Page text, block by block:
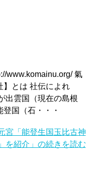
www.komainu.org/ 氣
】とは 社伝によれ
出雲国（現在の島根
国（石・・・
宮「能登生国玉比古神
を紹介」の続きを読む